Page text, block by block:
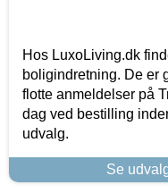
Hos LuxoLiving.dk
boligindretning. De er
flotte anmeldelser på
dag ved bestilling
udvalg.
Se